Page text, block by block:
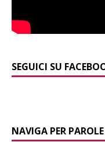
SEGUICI SU
NAVIGA PER